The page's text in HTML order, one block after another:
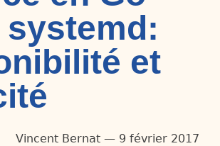
systemd:
et
Vincent Bernat 9 février 2017